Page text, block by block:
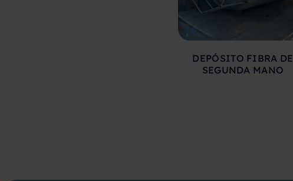
DEPÓSITO FIBRA DE
SEGUNDA MANO